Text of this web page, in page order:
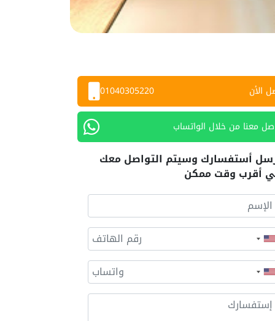
الأن 01040305220
معنا من خلال الواتساب
أستفسارك وسيتم التواصل معك
أقرب وقت ممكن